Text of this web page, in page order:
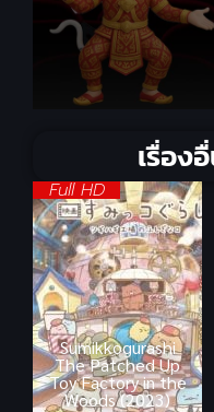
เรื่อง
Full HD
Sumikkogurashi
The Patched Up
Toy Factory in the
Woods (2023)